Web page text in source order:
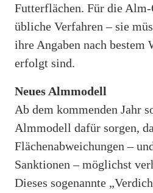
Futterflächen. Für die
übliche Verfahren – sie
ihre Angaben nach bestem
erfolgt sind.
Neues Almmodell
Ab dem kommenden Jahr
Almmodell dafür sorgen,
Flächenabweichungen –
Sanktionen – möglichst
Dieses sogenannte